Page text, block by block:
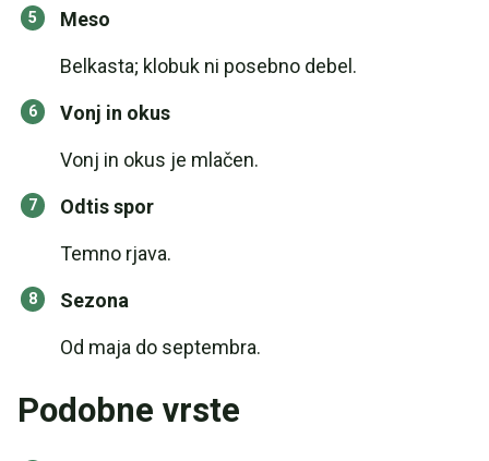
Meso
Belkasta; klobuk ni posebno debel.
Vonj in okus
Vonj in okus je mlačen.
Odtis spor
Temno rjava.
Sezona
Od maja do septembra.
Podobne vrste